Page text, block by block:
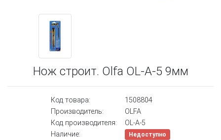
Нож строит. Olfa OL-A-5 9мм
Код товара:
1508804
Производитель:
OLFA
Код производителя:
OL-A-5
Наличие:
Недоступно